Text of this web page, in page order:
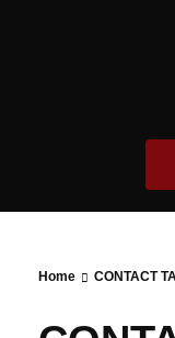
Home CONTACT